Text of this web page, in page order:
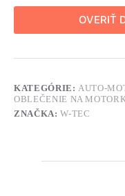
OVERIŤ
KATEGÓRIE: AUTO-
OBLEČENIE NA
ZNAČKA:W-TEC